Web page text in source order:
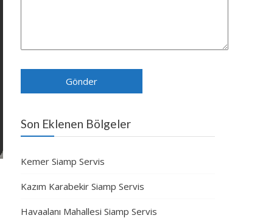
Son Eklenen Bölgeler
Kemer Siamp Servis
Kazım Karabekir Siamp Servis
Havaalanı Mahallesi Siamp Servis